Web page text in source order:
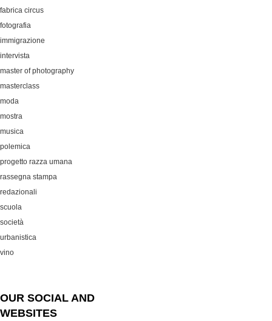
fabrica circus
fotografia
immigrazione
intervista
master of photography
masterclass
moda
mostra
musica
polemica
progetto razza umana
rassegna stampa
redazionali
scuola
società
urbanistica
vino
OUR SOCIAL AND
WEBSITES